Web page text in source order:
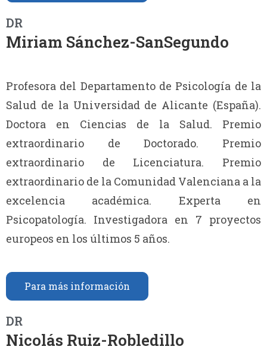
DR
Miriam Sánchez-SanSegundo
Profesora del Departamento de Psicología de la
Salud de la Universidad de Alicante (España).
Doctora en Ciencias de la Salud. Premio
extraordinario de Doctorado. Premio
extraordinario de Licenciatura. Premio
extraordinario de la Comunidad Valenciana a la
excelencia académica. Experta en
Psicopatología. Investigadora en 7 proyectos
europeos en los últimos 5 años.
Para más información
DR
Nicolás Ruiz-Robledillo